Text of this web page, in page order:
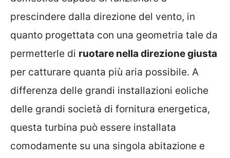
prescindere dalla direzione del vento, in
quanto progettata con una geometria tale da
permetterle di ruotare nella direzione giusta
per catturare quanta più aria possibile. A
differenza delle grandi installazioni eoliche
delle grandi società di fornitura energetica,
questa turbina può essere installata
comodamente su una singola abitazione e